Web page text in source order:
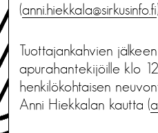
(anni.hiekkala@sirkusinfo.fi
Tuottajankahvien
apurahantekijöille klo
henkilökohtaisen
Anni Hiekkalan kautta (